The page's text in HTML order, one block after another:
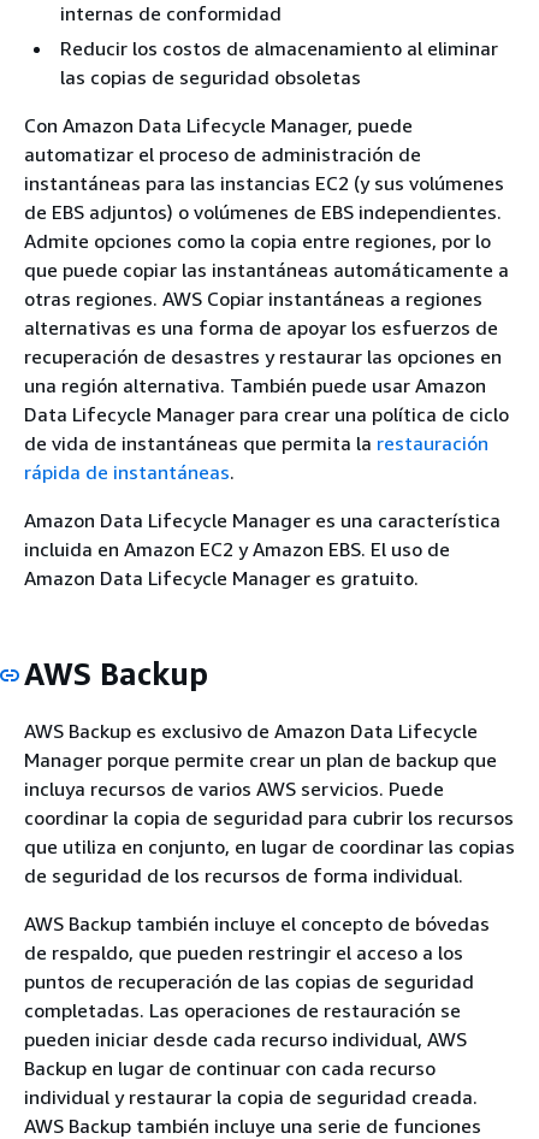
internas de conformidad
Reducir los costos de almacenamiento al eliminar
las copias de seguridad obsoletas
Con Amazon Data Lifecycle Manager, puede
automatizar el proceso de administración de
instantáneas para las instancias EC2 (y sus volúmenes
de EBS adjuntos) o volúmenes de EBS independientes.
Admite opciones como la copia entre regiones, por lo
que puede copiar las instantáneas automáticamente a
otras regiones. AWS Copiar instantáneas a regiones
alternativas es una forma de apoyar los esfuerzos de
recuperación de desastres y restaurar las opciones en
una región alternativa. También puede usar Amazon
Data Lifecycle Manager para crear una política de ciclo
de vida de instantáneas que permita la restauración
rápida de instantáneas.
Amazon Data Lifecycle Manager es una característica
incluida en Amazon EC2 y Amazon EBS. El uso de
Amazon Data Lifecycle Manager es gratuito.
AWS Backup
AWS Backup es exclusivo de Amazon Data Lifecycle
Manager porque permite crear un plan de backup que
incluya recursos de varios AWS servicios. Puede
coordinar la copia de seguridad para cubrir los recursos
que utiliza en conjunto, en lugar de coordinar las copias
de seguridad de los recursos de forma individual.
AWS Backup también incluye el concepto de bóvedas
de respaldo, que pueden restringir el acceso a los
puntos de recuperación de las copias de seguridad
completadas. Las operaciones de restauración se
pueden iniciar desde cada recurso individual, AWS
Backup en lugar de continuar con cada recurso
individual y restaurar la copia de seguridad creada.
AWS Backup también incluye una serie de funciones